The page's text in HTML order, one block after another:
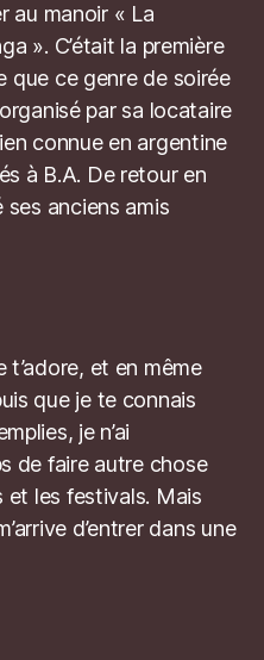
au manoir « La
». C’était la première
que ce genre de soirée
par sa locataire
connue en argentine
à B.A. De retour en
anciens amis
et en même
que je te connais
je n’ai
de faire autre chose
et les festivals. Mais
d’entrer dans une